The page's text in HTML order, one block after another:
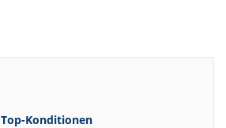
Top-Konditionen